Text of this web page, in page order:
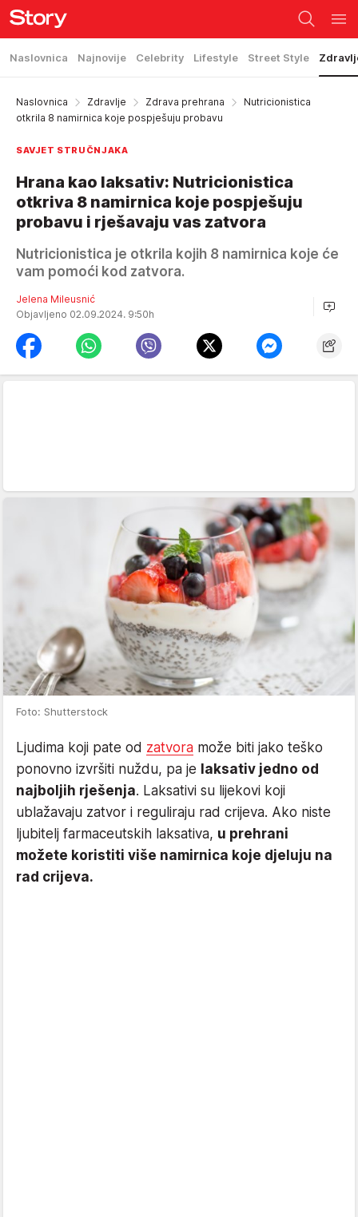
Naslovnica Najnovije Celebrity Lifestyle Street Style
Naslovnica Zdravlje Zdrava prehrana
Nutricionistica
otkrila 8 namirnica koje pospješuju probavu
SAVJET STRUČNJAKA
Hrana kao laksativ: Nutricionistica
otkriva 8 namirnica koje pospješuju
probavu i rješavaju vas zatvora
Nutricionistica je otkrila kojih 8 namirnica koje će
vam pomoći kod zatvora.
Jelena Mileusnić
Objavljeno 02.09.2024. 9:50h
Foto: Shutterstock
Ljudima koji pate od zatvora može biti jako teško
ponovno izvršiti nuždu, pa je laksativ jedno od
najboljih rješenja. Laksativi su lijekovi koji
ublažavaju zatvor i reguliraju rad crijeva. Ako niste
ljubitelj farmaceutskih laksativa, u prehrani
možete koristiti više namirnica koje djeluju na
rad crijeva.